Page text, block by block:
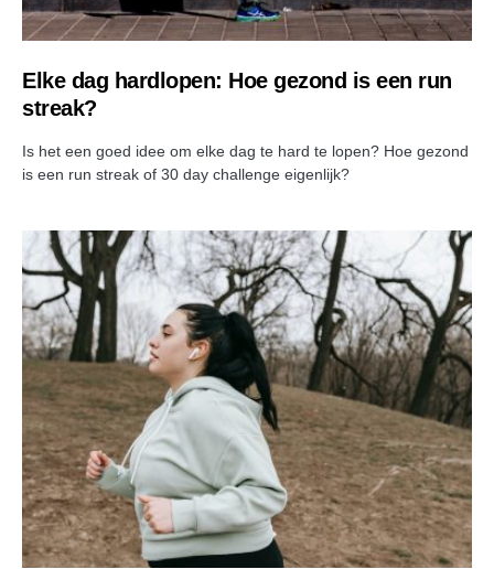
Elke dag hardlopen: Hoe gezond is een run
streak?
Is het een goed idee om elke dag te hard te lopen? Hoe gezond
is een run streak of 30 day challenge eigenlijk?